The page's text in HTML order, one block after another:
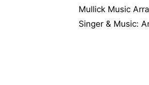
Mullick Music
Singer & Music: